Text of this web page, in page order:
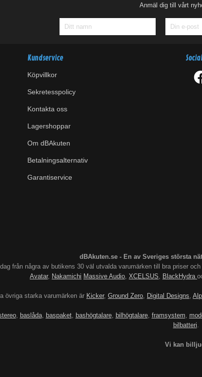
Anmäl dig till vårt
Kundservice
Köpvillkor
Sekretesspolicy
Kontakta oss
Lagershoppar
Om dBAkuten
Betalningsalternativ
Garantiservice
dBAkuten.se - En av Sveriges största
från några av butikens 30 väl utvalda varumärken till bra priser
Avatar, Nakamichi Massive Audio, XCELSUS, BlackHydra
övriga starka varumärken är Kicker, Ground Zero, Digital Designs,
, baslåda, baspaket, bashögtalare, bilhögtalare, framsystem,
bilbatteri.
Vi kan